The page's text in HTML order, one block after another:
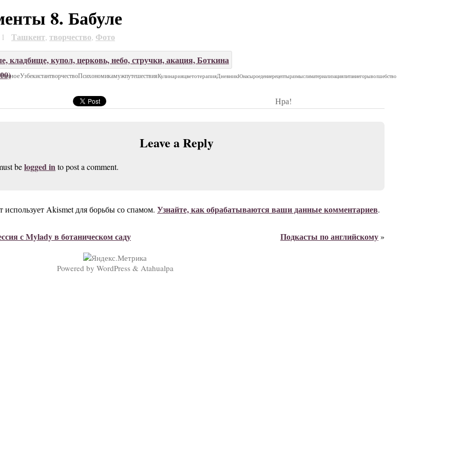
РазноеУзбекистантворчествоПсихономикамужпутешествияКулинарияцветотерапияДневникЮнасыроедениерецептыразмыслиматериализацияпитаниегорыволшебство
8. Бабуле
Ташкент, творчество, Фото
Нра!
Leave a Reply
belogged into post a comment.
использует Akismet для борьбы со спамом. Узнайте, как обрабатываются ваши данные комментариев.
с Mylady в ботаническом саду Подкасты по английскому»
Powered by WordPress& Atahualpa